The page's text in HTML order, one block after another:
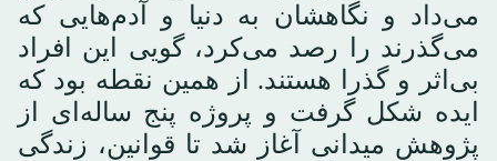
می‌داد و نگاهشان به دنیا و آدم‌هایی که
می‌گذرند را رصد می‌کرد، گویی این افراد
بی‌اثر و گذرا هستند. از همین نقطه بود که
ایده شکل گرفت و پروژه پنج ساله‌ای از
پژوهش میدانی آغاز شد تا قوانین، زندگی